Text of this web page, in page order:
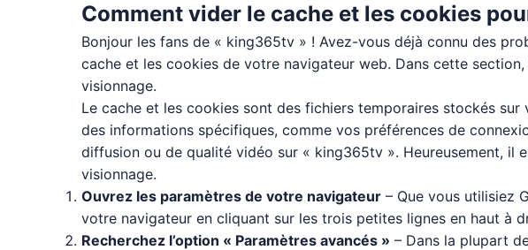
Comment vider le cache et les cookies
Bonjour les fans de « king365tv » ! Avez-vous déjà connu des
cache et les cookies de votre navigateur web. Dans cette
visionnage.
Le cache et les cookies sont des fichiers temporaires stockés
des informations spécifiques, comme vos préférences de
diffusion ou de qualité vidéo sur « king365tv ». Heureusement,
visionnage.
Ouvrez les paramètres de votre navigateur – Que vous utilisiez
votre navigateur en cliquant sur les trois petites lignes en haut à
Recherchez l’option « Paramètres avancés » – Dans la plupart